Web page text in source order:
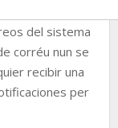
del sistema
corréu nun se
recibir una
per